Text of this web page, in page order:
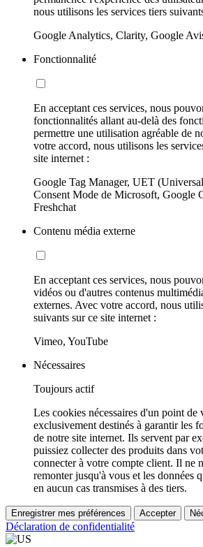
nous utilisons les services tiers
Google Analytics, Clarity, Google
Fonctionnalité
En acceptant ces services, nous
fonctionnalités allant au-delà des
permettre une utilisation agréable de
votre accord, nous utilisons les
site internet :
Google Tag Manager, UET
Consent Mode de Microsoft, Google
Freshchat
Contenu média externe
En acceptant ces services, nous
vidéos ou d'autres contenus
externes. Avec votre accord, nous
suivants sur ce site internet :
Vimeo, YouTube
Nécessaires
Toujours actif
Les cookies nécessaires d'un point de
exclusivement destinés à garantir les
de notre site internet. Ils servent par
puissiez collecter des produits dans
connecter à votre compte client. Il ne
remonter jusqu'à vous et les données
en aucun cas transmises à des tiers.
Enregistrer mes préférences Accepter
Déclaration de confidentialité